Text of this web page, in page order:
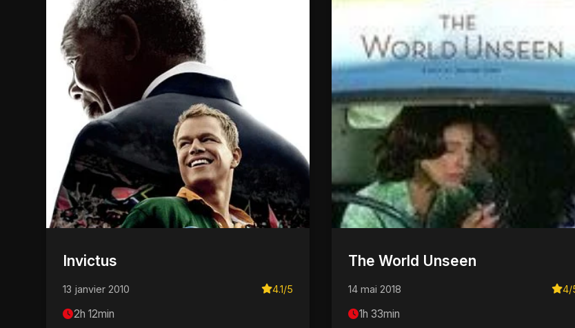
Invictus
13 janvier 2010 4.1/5
2h 12min
The World Unseen
14 mai 2018 4/
1h 33min